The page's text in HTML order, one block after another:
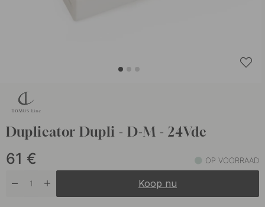
Duplicator Dupli - D-M - 24Vdc
61 € OP VOORRAAD
Koop nu